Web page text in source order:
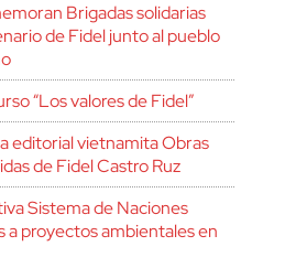
Brigadas solidarias
de Fidel junto al pueblo
“Los valores de Fidel”
editorial vietnamita Obras
de Fidel Castro Ruz
Sistema de Naciones
a proyectos ambientales en